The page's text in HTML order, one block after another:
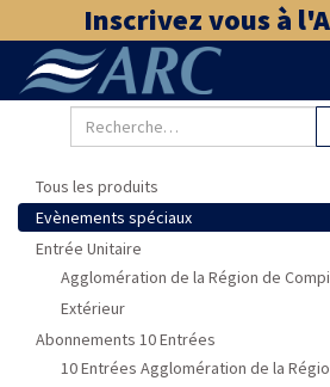
Inscrivez vous à
Tous les produits
Evènements spéciaux
Entrée Unitaire
Agglomération de la Région de
Extérieur
Abonnements 10 Entrées
10 Entrées Agglomération de la